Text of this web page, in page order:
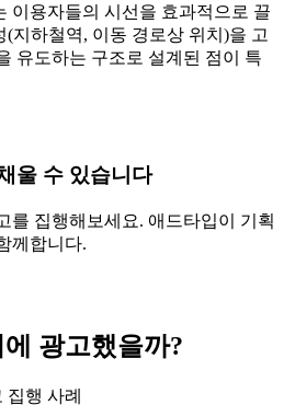
이용자들의 시선을 효과적으로 끌
지하철역, 이동 경로상 위치)을 고
유도하는 구조로 설계된 점이 특
울 수 있습니다
를 집행해보세요. 애드타입이 기획
께합니다.
광고했을까?
행 사례